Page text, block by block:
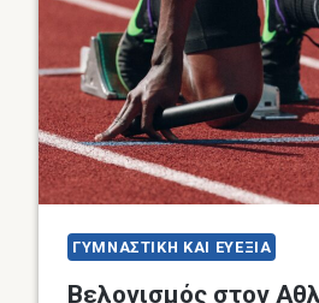
ΓΥΜΝΑΣΤΙΚΗ ΚΑΙ ΕΥΕΞΙΑ
Βελονισμός στον